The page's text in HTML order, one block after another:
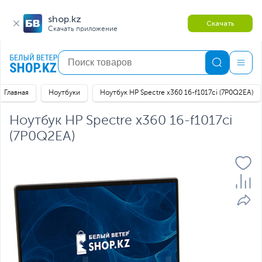
shop.kz
Скачать приложение
Скачать
Главная Ноутбуки Ноутбук HP Spectre x360 16-f1017ci (7P0Q2EA)
Ноутбук HP Spectre x360 16-f1017ci
(7P0Q2EA)